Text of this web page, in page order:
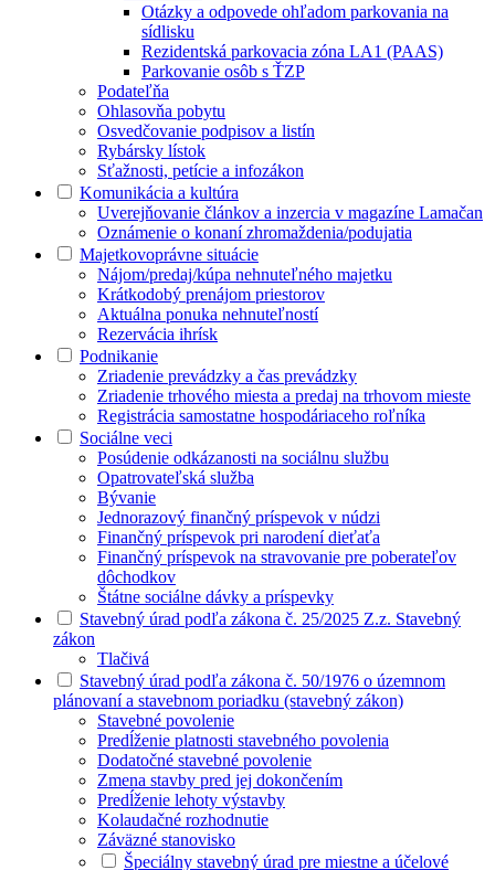
Otázky a odpovede ohľadom parkovania na
sídlisku
Rezidentská parkovacia zóna LA1 (PAAS)
Parkovanie osôb s ŤZP
Podateľňa
Ohlasovňa pobytu
Osvedčovanie podpisov a listín
Rybársky lístok
Sťažnosti, petície a infozákon
Komunikácia a kultúra
Uverejňovanie článkov a inzercia v magazíne Lamačan
Oznámenie o konaní zhromaždenia/podujatia
Majetkovoprávne situácie
Nájom/predaj/kúpa nehnuteľného majetku
Krátkodobý prenájom priestorov
Aktuálna ponuka nehnuteľností
Rezervácia ihrísk
Podnikanie
Zriadenie prevádzky a čas prevádzky
Zriadenie trhového miesta a predaj na trhovom mieste
Registrácia samostatne hospodáriaceho roľníka
Sociálne veci
Posúdenie odkázanosti na sociálnu službu
Opatrovateľská služba
Bývanie
Jednorazový finančný príspevok v núdzi
Finančný príspevok pri narodení dieťaťa
Finančný príspevok na stravovanie pre poberateľov
dôchodkov
Štátne sociálne dávky a príspevky
Stavebný úrad podľa zákona č. 25/2025 Z.z. Stavebný
zákon
Tlačivá
Stavebný úrad podľa zákona č. 50/1976 o územnom
plánovaní a stavebnom poriadku (stavebný zákon)
Stavebné povolenie
Predĺženie platnosti stavebného povolenia
Dodatočné stavebné povolenie
Zmena stavby pred jej dokončením
Predĺženie lehoty výstavby
Kolaudačné rozhodnutie
Záväzné stanovisko
Špeciálny stavebný úrad pre miestne a účelové